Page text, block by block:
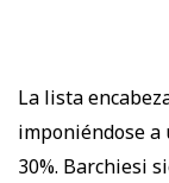
La lista
imponiéndose
30%. Barchiesi